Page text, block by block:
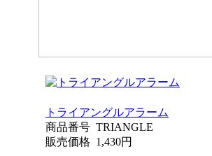
トライアングルアラーム
商品番号 TRIANGLE
販売価格 1,430円